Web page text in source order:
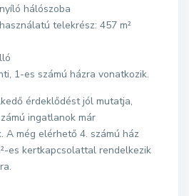
hálószoba
telekrész: 457 m²
1-es számú házra vonatkozik.
érdeklődést jól mutatja,
ingatlanok már
A még elérhető 4. számú ház
es kertkapcsolattal rendelkezik